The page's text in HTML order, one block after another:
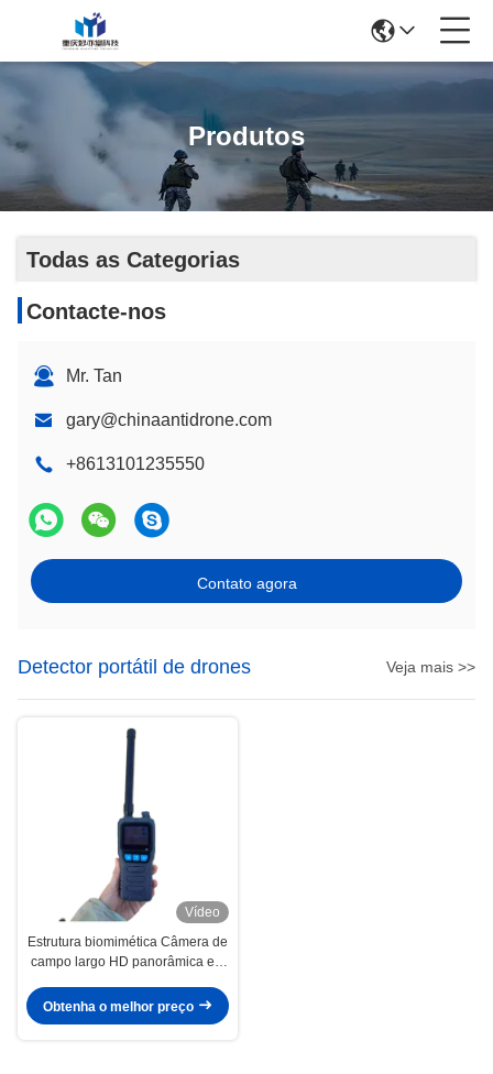
Produtos
Todas as Categorias
Contacte-nos
Mr. Tan
gary@chinaantidrone.com
+8613101235550
Contato agora
Detector portátil de drones Veja mais >>
Vídeo
Estrutura biomimética Câmera de
campo largo HD panorâmica em
Obtenha o melhor preço